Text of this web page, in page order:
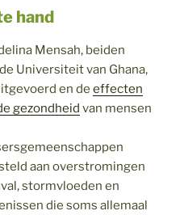
hand
Mensah, beiden
Universiteit van Ghana,
en de effecten
gezondheid van mensen
aan overstromingen
stormvloeden en
die soms allemaal